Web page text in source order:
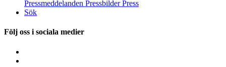
Pressmeddelanden Pressbilder Press
Sök
Följ oss i sociala medier